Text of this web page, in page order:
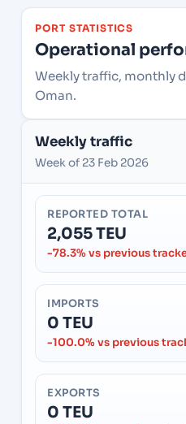
PORT STATISTICS
Operational
Weekly traffic, monthly
Oman.
Weekly traffic
Week of 23 Feb 2026
REPORTED TOTAL
2,055 TEU
-78.3% vs previous
IMPORTS
0 TEU
-100.0% vs previous
EXPORTS
0 TEU